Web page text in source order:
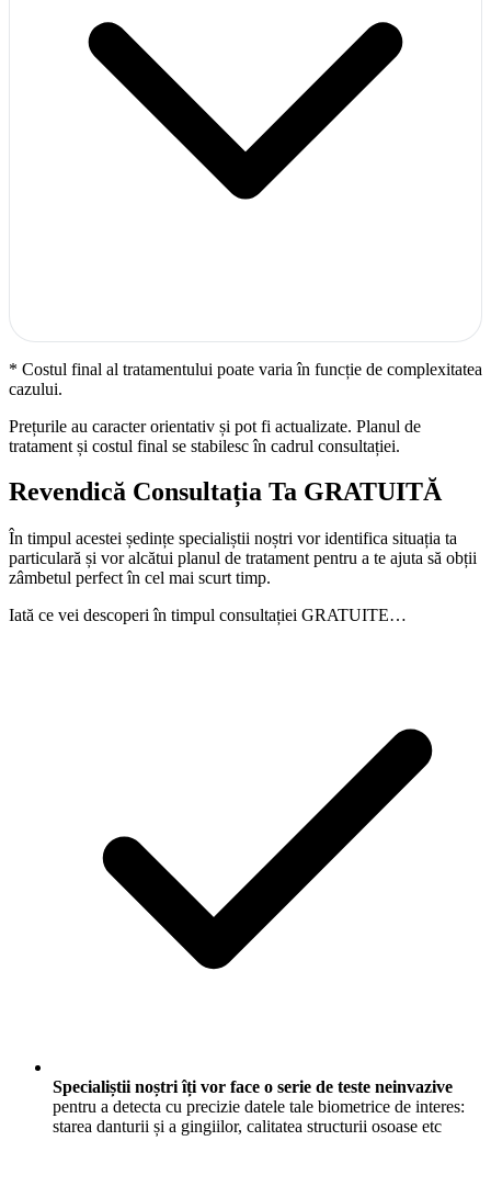
* Costul final al tratamentului poate varia în funcție de complexitatea
cazului.
Prețurile au caracter orientativ și pot fi actualizate. Planul de
tratament și costul final se stabilesc în cadrul consultației.
Revendică Consultația Ta GRATUITĂ
În timpul acestei ședințe specialiștii noștri vor identifica situația ta
particulară și vor alcătui planul de tratament pentru a te ajuta să obții
zâmbetul perfect în cel mai scurt timp.
Iată ce vei descoperi în timpul consultației GRATUITE…
Specialiștii noștri îți vor face o serie de teste neinvazive
pentru a detecta cu precizie datele tale biometrice de interes:
starea danturii și a gingiilor, calitatea structurii osoase etc